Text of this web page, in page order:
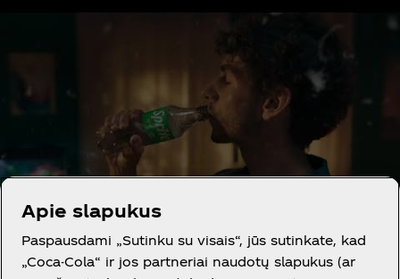
Apie slapukus
Paspausdami „Sutinku su visais“, jūs sutinkate, kad
„Coca-Cola“ ir jos partneriai naudotų slapukus (ar